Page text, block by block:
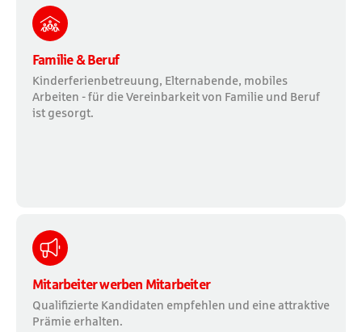
Familie & Beruf
Kinderferienbetreuung, Elternabende, mobiles
Arbeiten - für die Vereinbarkeit von Familie und Beruf
ist gesorgt.
Mitarbeiter werben Mitarbeiter
Qualifizierte Kandidaten empfehlen und eine attraktive
Prämie erhalten.